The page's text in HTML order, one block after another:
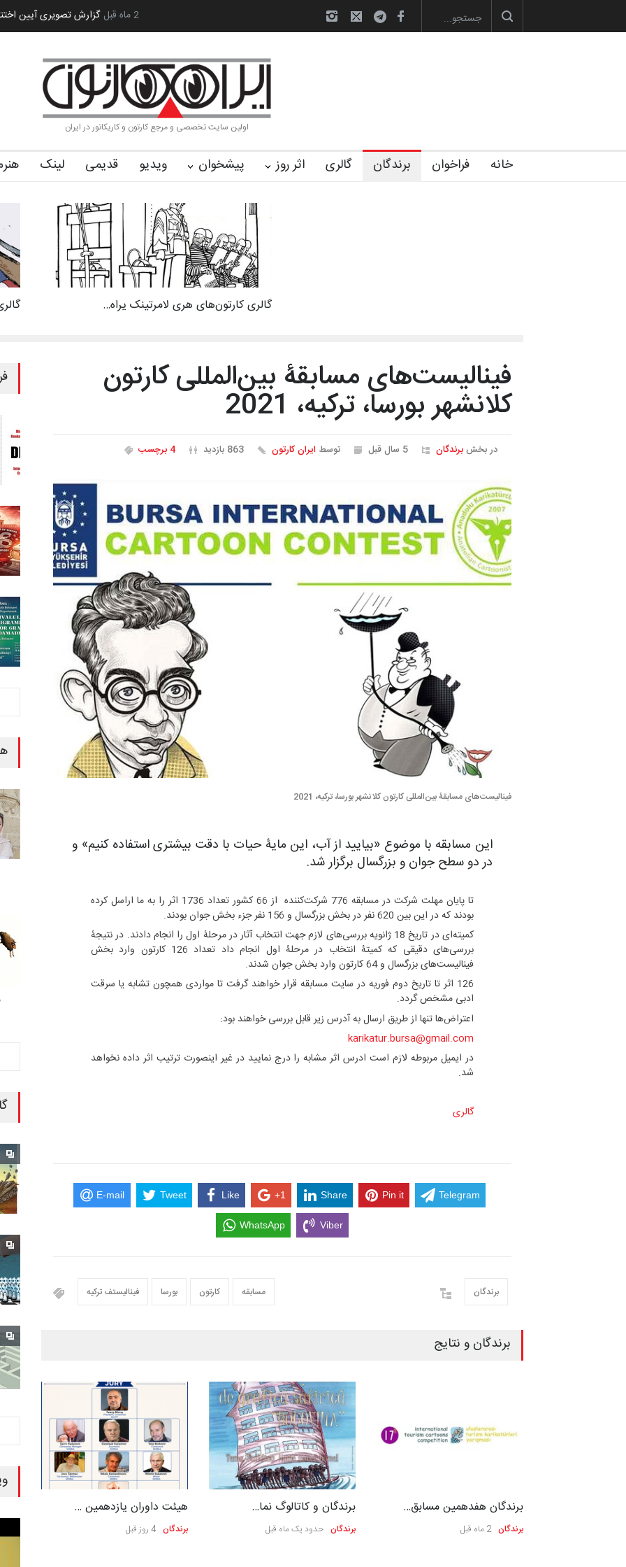
گزارش تصویری آیین رویداد کارگاهی کارتون و پوستر «ایران سربلند»… تخصصی فصل تابستان 1405 خانه کا… 2 ماه قبل
اولین سایت تخصصی و مرجع کارتون و کاریکاتور در ایران
خانه فراخوان برندگان گالری اثر روز پیشخوان ویدیو قدیمی لینک
گالری کارتون‌های هری لامرتینک یراه…
فینالیست‌های مسابقۀ بین‌المللی کارتون
کلانشهر بورسا، ترکیه، 2021
در بخشبرندگان 5 سال قبل توسط ایران کارتون 863 بازدید 4 برچسب
فینالیست‌های مسابقۀ بین‌المللی کارتون کلانشهر بورسا، ترکیه، 2021
این مسابقه با موضوع «بیایید از آب، این مایۀ حیات با دقت بیشتری استفاده کنیم» و
در دو سطح جوان و بزرگسال برگزار شد.
تا پایان مهلت شرکت در مسابقه 776 شرکت‌کننده از 66 کشور تعداد 1736 اثر را به ما اراسل کرده
بودند که در این بین 620 نفر در بخش بزرگسال و 156 نفر جزء بخش جوان بودند.
کمیته‌ای در تاریخ 18 ژانویه بررسی‌های لازم جهت انتخاب آثار در مرحلۀ اول را انجام دادند. در نتیجۀ
بررسی‌های دقیقی که کمیتۀ انتخاب در مرحلۀ اول انجام داد تعداد 126 کارتون وارد بخش
فینالیست‌های بزرگسال و 64 کارتون وارد بخش جوان شدند.
126 اثر تا تاریخ دوم فوریه در سایت مسابقه قرار خواهند گرفت تا مواردی همچون تشابه یا سرقت
ادبی مشخص گردد.
اعتراض‌ها تنها از طریق ارسال به آدرس زیر قابل بررسی خواهند بود:
karikatur.bursa@gmail.com
در ایمیل مربوطه لازم است ادرس اثر مشابه را درج نمایید در غیر اینصورت ترتیب اثر داده نخواهد
شد.
گالری
E-mail Tweet Like +1 Share Pin it Telegram
WhatsApp Viber
فینالیستف ترکیه بورسا کارتون مسابقه برندگان
برندگان و نتایج
هیئت داوران یازدهمین …
برندگان 4 روز قبل
برندگان و کاتالوگ نما…
برندگان حدود یک ماه قبل
برندگان هفدهمین مسابق…
برندگان 2 ماه قبل